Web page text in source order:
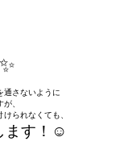
通さないように
、
られなくても、
ます！☺️